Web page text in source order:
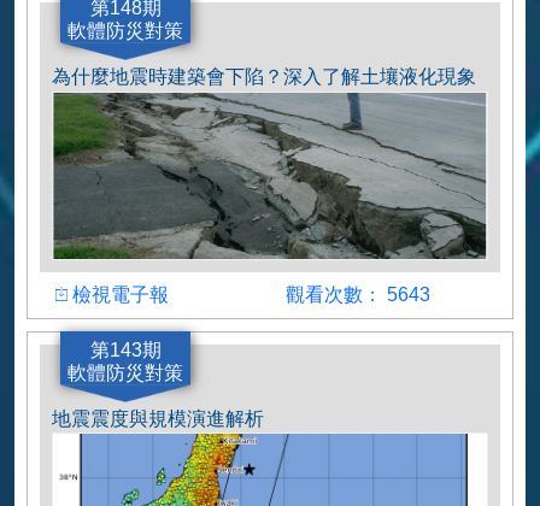
作者
黃偉宸
第148期
軟體防災對策
作者
黃偉宸
為什麼地震時建築會下陷？深入了解土壤液化現象
檢視檢視電子報 觀看人數
觀看次數： 5643
第143期
軟體防災對策
地震震度與規模演進解析